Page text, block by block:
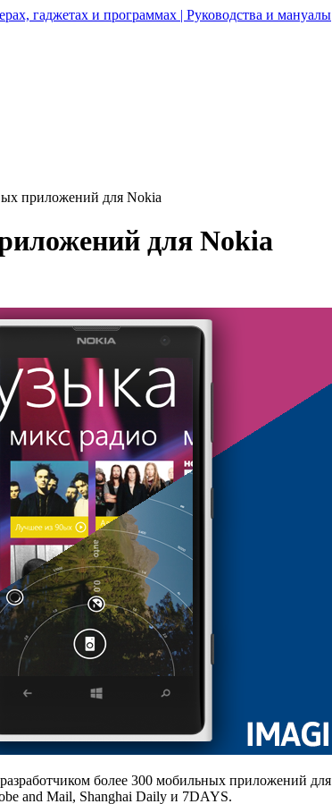
гаджетах и программах | Руководства и мануалы
приложений для Nokia
для Nokia
более 300 мобильных приложений для
and Mail, Shanghai Daily и 7DAYS.